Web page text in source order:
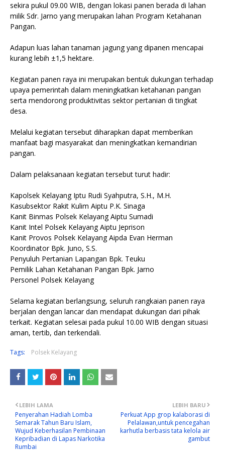
sekira pukul 09.00 WIB, dengan lokasi panen berada di lahan
milik Sdr. Jarno yang merupakan lahan Program Ketahanan
Pangan.
Adapun luas lahan tanaman jagung yang dipanen mencapai
kurang lebih ±1,5 hektare.
Kegiatan panen raya ini merupakan bentuk dukungan terhadap
upaya pemerintah dalam meningkatkan ketahanan pangan
serta mendorong produktivitas sektor pertanian di tingkat
desa.
Melalui kegiatan tersebut diharapkan dapat memberikan
manfaat bagi masyarakat dan meningkatkan kemandirian
pangan.
Dalam pelaksanaan kegiatan tersebut turut hadir:
Kapolsek Kelayang Iptu Rudi Syahputra, S.H., M.H.
Kasubsektor Rakit Kulim Aiptu P.K. Sinaga
Kanit Binmas Polsek Kelayang Aiptu Sumadi
Kanit Intel Polsek Kelayang Aiptu Jeprison
Kanit Provos Polsek Kelayang Aipda Evan Herman
Koordinator Bpk. Juno, S.S.
Penyuluh Pertanian Lapangan Bpk. Teuku
Pemilik Lahan Ketahanan Pangan Bpk. Jarno
Personel Polsek Kelayang
Selama kegiatan berlangsung, seluruh rangkaian panen raya
berjalan dengan lancar dan mendapat dukungan dari pihak
terkait. Kegiatan selesai pada pukul 10.00 WIB dengan situasi
aman, tertib, dan terkendali.
Tags: Polsek Kelayang
LEBIH BARU
Perkuat App grop kalaborasi di
Pelalawan,untuk pencegahan
karhutla berbasis tata kelola air
gambut
LEBIH LAMA
Penyerahan Hadiah Lomba
Semarak Tahun Baru Islam,
Wujud Keberhasilan Pembinaan
Kepribadian di Lapas Narkotika
Rumbai